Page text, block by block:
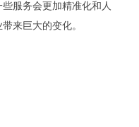
服务会更加精准化和人
来巨大的变化。